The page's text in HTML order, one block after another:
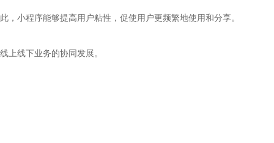
小程序能够提高用户粘性，促使用户更频繁地使用和分享。
上线下业务的协同发展。